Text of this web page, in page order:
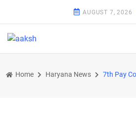
AUGUST 7, 2026
Home Haryana News